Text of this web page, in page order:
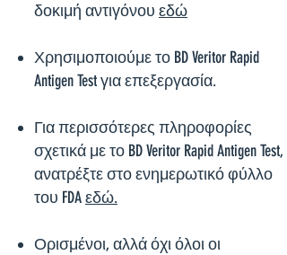
δοκιμή αντιγόνου εδώ
Χρησιμοποιούμε το BD Veritor Rapid
Antigen Test για επεξεργασία.
Για περισσότερες πληροφορίες
σχετικά με το BD Veritor Rapid Antigen Test,
ανατρέξτε στο ενημερωτικό φύλλο
του FDAεδώ.
Ορισμένοι, αλλά όχι όλοι οι